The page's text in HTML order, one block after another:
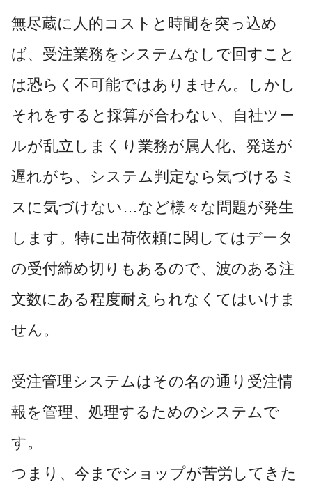
無尽蔵に人的コストと時間を突っ込め
ば、受注業務をシステムなしで回すこと
は恐らく不可能ではありません。しかし
それをすると採算が合わない、自社ツー
ルが乱立しまくり業務が属人化、発送が
遅れがち、システム判定なら気づけるミ
スに気づけない…など様々な問題が発生
します。特に出荷依頼に関してはデータ
の受付締め切りもあるので、波のある注
文数にある程度耐えられなくてはいけま
せん。
受注管理システムはその名の通り受注情
報を管理、処理するためのシステムで
す。
つまり、今までショップが苦労してきた